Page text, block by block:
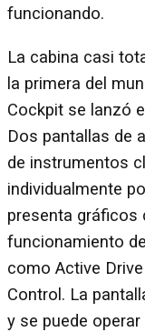
funcionando.
La cabina casi
la primera del
Cockpit se lanzó
Dos pantallas de
de instrumentos
individualmente
presenta gráficos
funcionamiento
como Active
Control. La
y se puede